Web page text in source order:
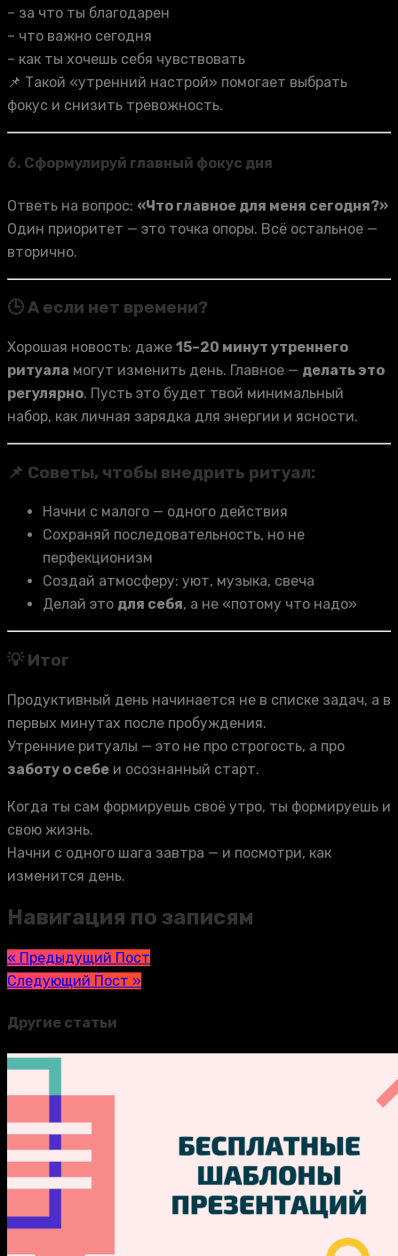
– за что ты благодарен
– что важно сегодня
– как ты хочешь себя чувствовать
📌 Такой «утренний настрой» помогает выбрать
фокус и снизить тревожность.
6. Сформулируй главный фокус дня
Ответь на вопрос: «Что главное для меня сегодня?»
Один приоритет — это точка опоры. Всё остальное —
вторично.
🕒 А если нет времени?
Хорошая новость: даже 15–20 минут утреннего
ритуала могут изменить день. Главное — делать это
регулярно. Пусть это будет твой минимальный
набор, как личная зарядка для энергии и ясности.
📌 Советы, чтобы внедрить ритуал:
Начни с малого — одного действия
Сохраняй последовательность, но не
перфекционизм
Создай атмосферу: уют, музыка, свеча
Делай это для себя, а не «потому что надо»
💡 Итог
Продуктивный день начинается не в списке задач, а в
первых минутах после пробуждения.
Утренние ритуалы — это не про строгость, а про
заботу о себе и осознанный старт.
Когда ты сам формируешь своё утро, ты формируешь и
свою жизнь.
Начни с одного шага завтра — и посмотри, как
изменится день.
Навигация по записям
« Предыдущий Пост
Следующий Пост »
Другие статьи